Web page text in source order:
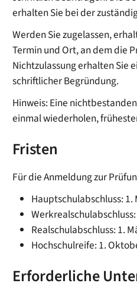
erhalten Sie bei der
Werden Sie zugelassen,
Termin und Ort, an dem die
Nichtzulassung erhalten Sie
schriftlicher Begründung.
Hinweis: Eine
einmal wiederholen,
Fristen
Für die Anmeldung zur
Hauptschulabschluss: 1.
Realschulabschluss: 1.
Hochschulreife: 1.
Erforderliche